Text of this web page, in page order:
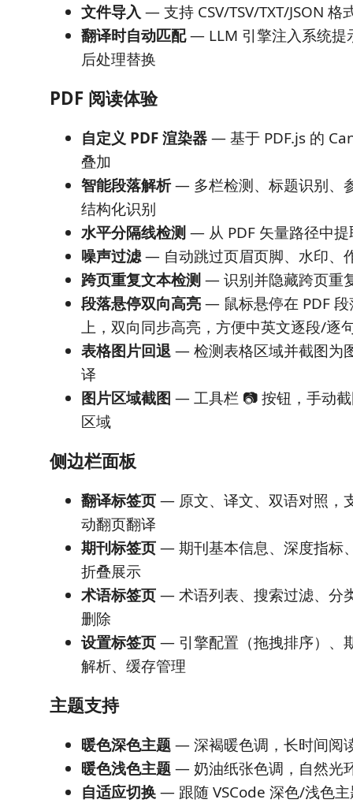
文件导入 — 支持 CSV/TSV/TXT/JSON 格
翻译时自动匹配— LLM 引擎注入系统提
后处理替换
PDF 阅读体验
自定义 PDF 渲染器— 基于 PDF.js 的
叠加
智能段落解析— 多栏检测、标题识别、
结构化识别
水平分隔线检测— 从 PDF 矢量路径中
噪声过滤— 自动跳过页眉页脚、水印、
跨页重复文本检测— 识别并隐藏跨页重
段落悬停双向高亮— 鼠标悬停在 PDF
上，双向同步高亮，方便中英文逐段/逐
表格图片回退— 检测表格区域并截图为
译
图片区域截图 — 工具栏 📷 按钮，手动
区域
侧边栏面板
翻译标签页— 原文、译文、双语对照，
动翻页翻译
期刊标签页— 期刊基本信息、深度指标
折叠展示
术语标签页— 术语列表、搜索过滤、分
删除
设置标签页— 引擎配置（拖拽排序）、
解析、缓存管理
主题支持
暖色深色主题— 深褐暖色调，长时间阅
暖色浅色主题— 奶油纸张色调，自然光
自适应切换— 跟随 VSCode 深色/浅色